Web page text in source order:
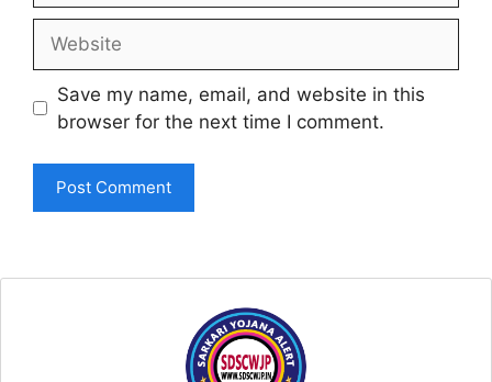
Save my name, email, and website in this
browser for the next time I comment.